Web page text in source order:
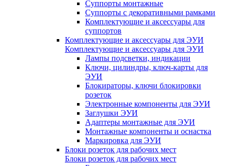
Суппорты монтажные
Суппорты с декоративными рамками
Комплектующие и аксессуары для
суппортов
Комплектующие и аксессуары для ЭУИ
Комплектующие и аксессуары для ЭУИ
Лампы подсветки, индикации
Ключи, цилиндры, ключ-карты для
ЭУИ
Блокираторы, ключи блокировки
розеток
Электронные компоненты для ЭУИ
Заглушки ЭУИ
Адаптеры монтажные для ЭУИ
Монтажные компоненты и оснастка
Маркировка для ЭУИ
Блоки розеток для рабочих мест
Блоки розеток для рабочих мест